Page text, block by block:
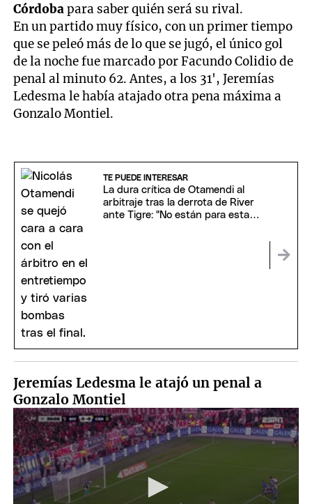
Córdobapara saber quién será su rival.
En un partido muy físico, con un primer tiempo
que se peleó más de lo que se jugó, el único gol
de la noche fue marcado por Facundo Colidio de
penal al minuto 62. Antes, a los 31', Jeremías
Ledesma le había atajado otra pena máxima a
Gonzalo Montiel.
TE PUEDE INTERESAR
La dura crítica de Otamendi al
arbitraje tras la derrota de River
ante Tigre: "No están para esta
Jeremías Ledesma le atajó un penal a
Gonzalo Montiel